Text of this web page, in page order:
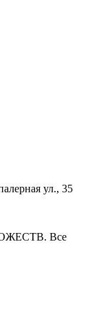
ул., 35
Все